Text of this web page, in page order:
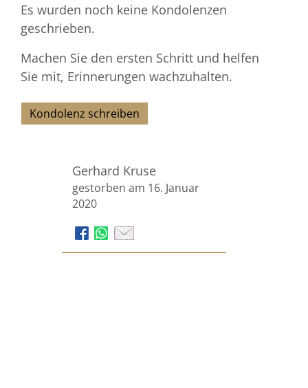
Es wurden noch keine Kondolenzen
geschrieben.
Machen Sie den ersten Schritt und helfen
Sie mit, Erinnerungen wachzuhalten.
Kondolenz schreiben
Gerhard Kruse
gestorben am 16. Januar
2020